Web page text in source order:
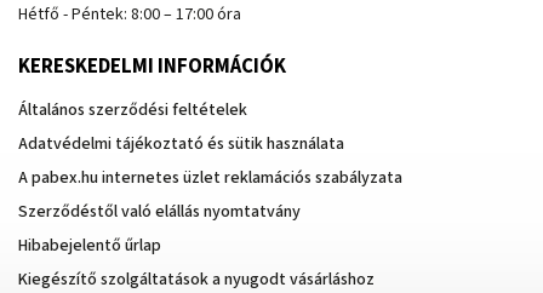
Hétfő - Péntek: 8:00 – 17:00 óra
KERESKEDELMI INFORMÁCIÓK
Általános szerződési feltételek
Adatvédelmi tájékoztató és sütik használata
A pabex.hu internetes üzlet reklamációs szabályzata
Szerződéstől való elállás nyomtatvány
Hibabejelentő űrlap
Kiegészítő szolgáltatások a nyugodt vásárláshoz